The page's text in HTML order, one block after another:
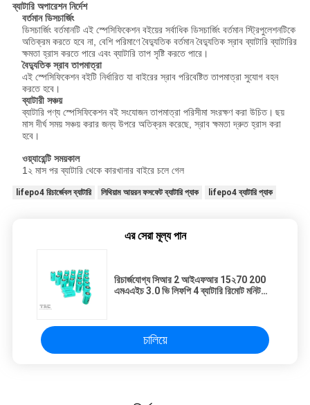
ব্যাটারি অপারেশন নির্দেশ
বর্তমান ডিসচার্জিং
ডিসচার্জিং বর্তমানটি এই স্পেসিফিকেশন বইয়ের সর্বাধিক ডিসচার্জিং বর্তমান স্ট্রিপুলেশনটিকে
অতিক্রম করতে হবে না, বেশি পরিমাণে বৈদ্যুতিক বর্তমান বৈদ্যুতিক স্রাব ব্যাটারি ব্যাটারির
ক্ষমতা হ্রাস করতে পারে এবং ব্যাটারি তাপ সৃষ্টি করতে পারে।
বৈদ্যুতিক স্রাব তাপমাত্রা
এই স্পেসিফিকেশন বইটি নির্ধারিত যা বাইরের স্রাব পরিবেষ্টিত তাপমাত্রা সুযোগ বহন
করতে হবে।
ব্যাটারী সঞ্চয়
ব্যাটারি পণ্য স্পেসিফিকেশন বই সংযোজন তাপমাত্রা পরিসীমা সংরক্ষণ করা উচিত। ছয়
মাস দীর্ঘ সময় সঞ্চয় করার জন্য উপরে অতিক্রম করেছে, স্রাব ক্ষমতা দ্রুত হ্রাস করা
হবে।
ওয়্যারেন্টি সময়কাল
1২ মাস পর ব্যাটারি থেকে কারখানার বাইরে চলে গেল
lifepo4 রিচার্জেবল ব্যাটারি লিথিয়াম আয়রন ফসফেট ব্যাটারি প্যাক lifepo4 ব্যাটারি প্যাক
এর সেরা মূল্য পান
রিচার্জযোগ্য সিআর 2 আইএফআর 15২70 200
এমএএইচ 3.0 ভি লিফপি 4 ব্যাটারি রিমোট মনিটরিং
চালিয়ে